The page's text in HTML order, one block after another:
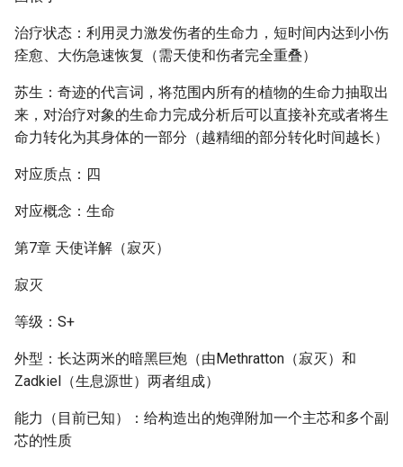
治疗状态：利用灵力激发伤者的生命力，短时间内达到小伤
痊愈、大伤急速恢复（需天使和伤者完全重叠）
苏生：奇迹的代言词，将范围内所有的植物的生命力抽取出
来，对治疗对象的生命力完成分析后可以直接补充或者将生
命力转化为其身体的一部分（越精细的部分转化时间越长）
对应质点：四
对应概念：生命
第7章 天使详解（寂灭）
寂灭
等级：S+
外型：长达两米的暗黑巨炮（由Methratton（寂灭）和
Zadkiel（生息源世）两者组成）
能力（目前已知）：给构造出的炮弹附加一个主芯和多个副
芯的性质